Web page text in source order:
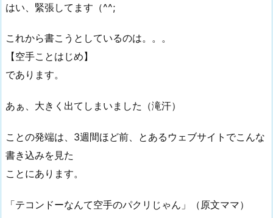
はい、緊張してます（^^;
これから書こうとしているのは。。。
【空手ことはじめ】
であります。
あぁ、大きく出てしまいました（滝汗）
ことの発端は、3週間ほど前、とあるウェブサイトでこんな
書き込みを見た
ことにあります。
「テコンドーなんて空手のパクリじゃん」（原文ママ）